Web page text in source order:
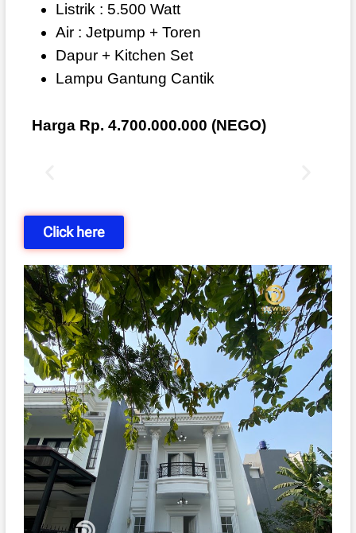
Listrik : 5.500 Watt
Air : Jetpump + Toren
Dapur + Kitchen Set
Lampu Gantung Cantik
Harga Rp. 4.700.000.000 (NEGO)
Click here